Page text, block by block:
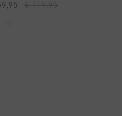
€ 119,95